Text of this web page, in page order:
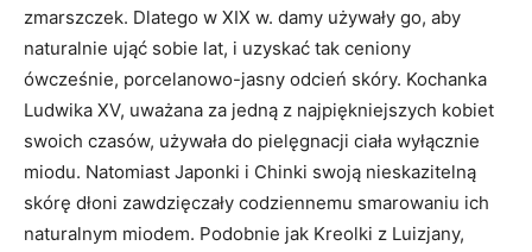
zmarszczek. Dlatego w XIX w. damy używały go, aby
naturalnie ująć sobie lat, i uzyskać tak ceniony
ówcześnie, porcelanowo-jasny odcień skóry. Kochanka
Ludwika XV, uważana za jedną z najpiękniejszych kobiet
swoich czasów, używała do pielęgnacji ciała wyłącznie
miodu. Natomiast Japonki i Chinki swoją nieskazitelną
skórę dłoni zawdzięczały codziennemu smarowaniu ich
naturalnym miodem. Podobnie jak Kreolki z Luizjany,